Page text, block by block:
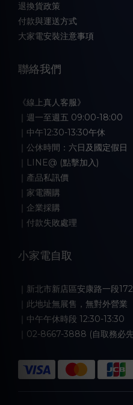
退換貨政策
付款與運送方式
大家電安裝注意事項
聯絡我們
《線上真人客服》
｜週一至週五 09:00-18:00
｜中午12:30-13:30午休
｜公休時間：六日及國定假日
｜LINE@ (點擊加入)
｜產品私訊價
｜家電團購
｜企業採購
｜付款失敗處理
小家電自取
｜新北市新店區安康路一段
｜此地址無展售，無對外營業
｜中午午休時段 12:30-13:30
｜02-8667-3888 (自取務必